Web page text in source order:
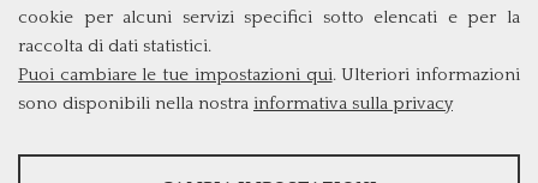
cookie per alcuni servizi specifici sotto elencati e per la
raccolta di dati statistici.
Puoi cambiare le tue impostazioni qui. Ulteriori informazioni
sono disponibili nella nostra informativa sulla privacy
STATISTICHE
Via Columbia, 2
00133 Roma (Italia)
Tel. +39 06 7259 5715
triennio@clef.uniroma2.it